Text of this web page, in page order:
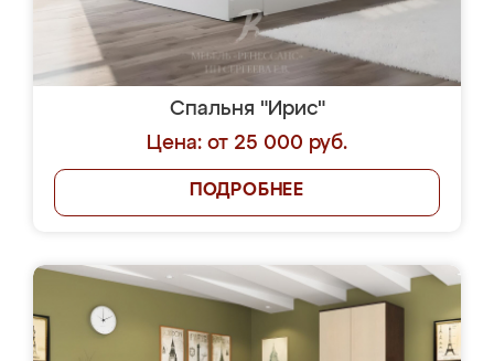
Спальня "Ирис"
Цена: от 25 000 руб.
ПОДРОБНЕЕ